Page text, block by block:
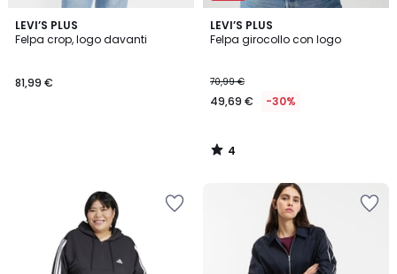
LEVI’S PLUS
Felpa crop, logo davanti
81,99 €
LEVI’S PLUS
Felpa girocollo con logo
70,99 €
49,69 € -30%
4
/
4
/